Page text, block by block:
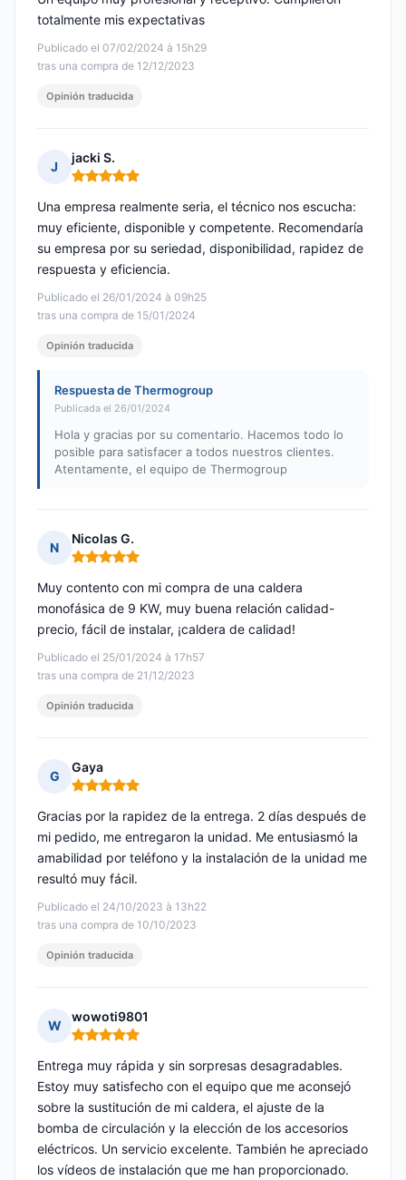
Publicado el 07/02/2024 à 15h29
tras una compra de 12/12/2023
totalmente mis expectativas
Opinión traducida
J
jacki S.
Nota: 5 de 5
Publicado el 26/01/2024 à 09h25
tras una compra de 15/01/2024
Una empresa realmente seria, el técnico nos escucha:
muy eficiente, disponible y competente. Recomendaría
su empresa por su seriedad, disponibilidad, rapidez de
respuesta y eficiencia.
Opinión traducida
Respuesta de Thermogroup
Publicada el 26/01/2024
Hola y gracias por su comentario. Hacemos todo lo
posible para satisfacer a todos nuestros clientes.
Atentamente, el equipo de Thermogroup
N
Nicolas G.
Nota: 5 de 5
Publicado el 25/01/2024 à 17h57
tras una compra de 21/12/2023
Muy contento con mi compra de una caldera
monofásica de 9 KW, muy buena relación calidad-
precio, fácil de instalar, ¡caldera de calidad!
Opinión traducida
G
Gaya
Nota: 5 de 5
Publicado el 24/10/2023 à 13h22
tras una compra de 10/10/2023
Gracias por la rapidez de la entrega. 2 días después de
mi pedido, me entregaron la unidad. Me entusiasmó la
amabilidad por teléfono y la instalación de la unidad me
resultó muy fácil.
Opinión traducida
W
wowoti9801
Nota: 5 de 5
Entrega muy rápida y sin sorpresas desagradables.
Estoy muy satisfecho con el equipo que me aconsejó
sobre la sustitución de mi caldera, el ajuste de la
bomba de circulación y la elección de los accesorios
eléctricos. Un servicio excelente. También he apreciado
los vídeos de instalación que me han proporcionado.